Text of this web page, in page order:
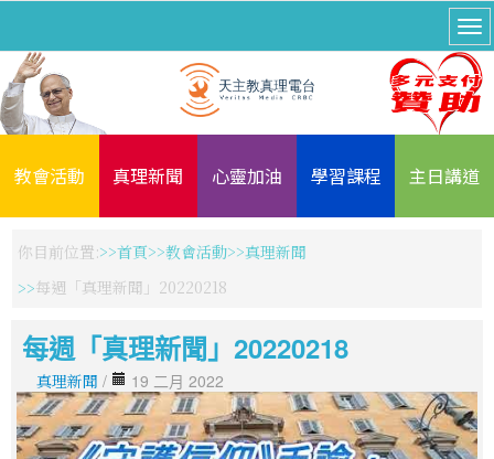
教會活動 真理新聞 心靈加油 學習課程 主日講道
你目前位置: 首頁 教會活動
真理新聞
每週「真理新聞」20220218
每週「真理新聞」20220218
真理新聞 / 19 二月 2022